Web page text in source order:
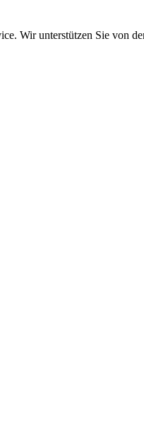
Wir unterstützen Sie von